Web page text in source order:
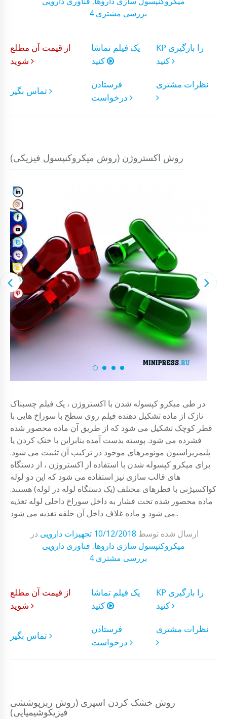
4 بررسی مشتری
از قیمت آن مطلع
یک فیلم تماشا
KP را بارگیری
فرستادن
نظرات مشتری
روش اکستروژن (روش میکروکنپسول فیزیکی)
در طی میکرو کپسوله شدن با اکستروژن ، یک فیلم چسبناک
نازک از ماده تشکیل دهنده فیلم روی سطح با سوراخ هایی با
قطر کوچک تشکیل می شود که از طریق آن ماده محصور شده
فشرده می شود. پوسته بدست آمده بنابراین با خنک کردن یا
پلیمریزاسیون مونومرهای موجود در ترکیب آن تثبیت می شود.
برای میکرو کپسوله شدن با استفاده از اکستروژن ، از دستگاه
های قالب سازی نیز استفاده می شود که این دو لوله
کواکسیژنی با قطرهای مختلف (یک دستگاه لوله در لوله) هستند.
ماده محصور شده تحت فشار به داخل سوراخ داخلی لوله تغذیه
می شود و ماده غلاف داخل آن حلقه تغذیه می شود..
ارسال شده توسط 10/12/2018 تجهیزات دارویی در
میکروکنپسول سازی داروها, فناوری دارویی
4 بررسی مشتری
از قیمت آن مطلع
یک فیلم تماشا
KP را بارگیری
فرستادن
نظرات مشتری
روش خشک کردن اسپری (روش ریزپوششی
فیزیکوشیمیایی)